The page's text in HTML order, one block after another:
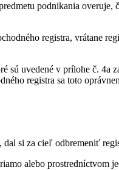
podnikania
registra, vrátane
sú uvedené v prílohe č. 4a
registra sa toto
si za cieľ odbremeniť
alebo prostredníctvom